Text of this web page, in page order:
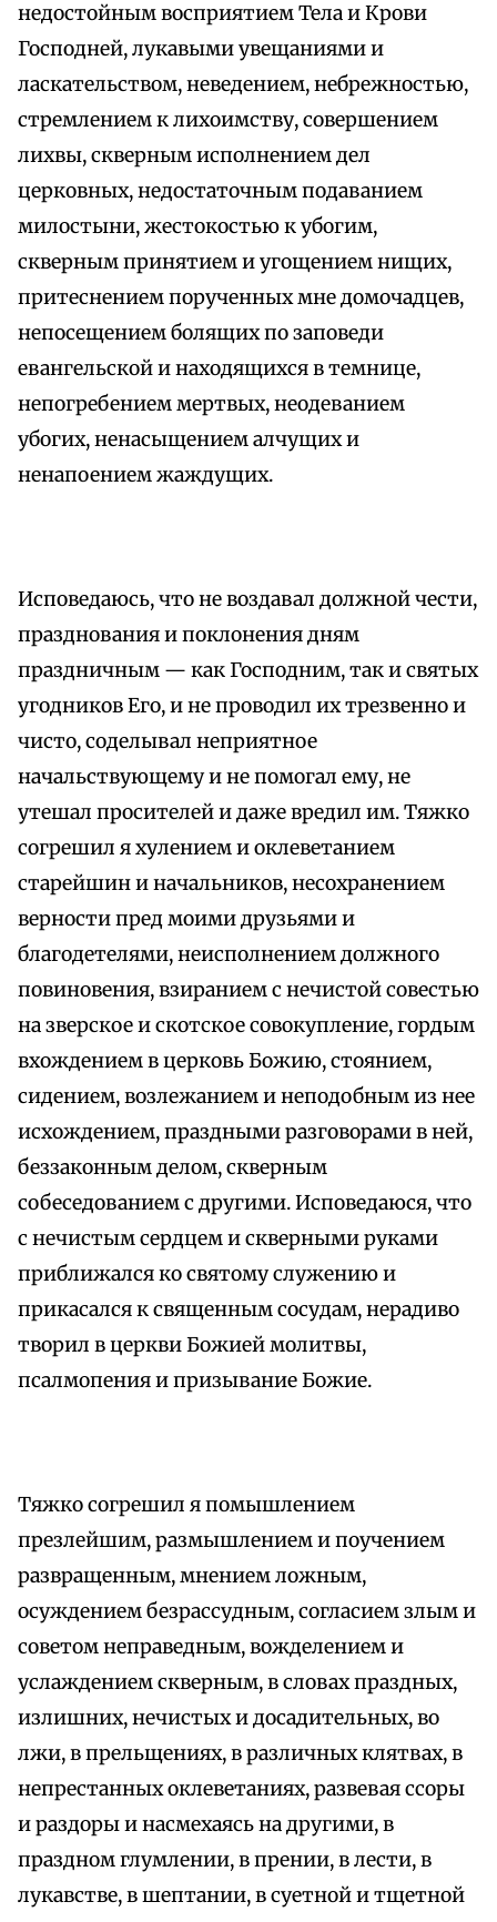
недостойным восприятием Тела и Крови
Господней, лукавыми увещаниями и
ласкательством, неведением, небрежностью,
стремлением к лихоимству, совершением
лихвы, скверным исполнением дел
церковных, недостаточным подаванием
милостыни, жестокостью к убогим,
скверным принятием и угощением нищих,
притеснением порученных мне домочадцев,
непосещением болящих по заповеди
евангельской и находящихся в темнице,
непогребением мертвых, неодеванием
убогих, ненасыщением алчущих и
ненапоением жаждущих.
Исповедаюсь, что не воздавал должной чести,
празднования и поклонения дням
праздничным — как Господним, так и святых
угодников Его, и не проводил их трезвенно и
чисто, соделывал неприятное
начальствующему и не помогал ему, не
утешал просителей и даже вредил им. Тяжко
согрешил я хулением и оклеветанием
старейшин и начальников, несохранением
верности пред моими друзьями и
благодетелями, неисполнением должного
повиновения, взиранием с нечистой совестью
на зверское и скотское совокупление, гордым
вхождением в церковь Божию, стоянием,
сидением, возлежанием и неподобным из нее
исхождением, праздными разговорами в ней,
беззаконным делом, скверным
собеседованием с другими. Исповедаюся, что
с нечистым сердцем и скверными руками
приближался ко святому служению и
прикасался к священным сосудам, нерадиво
творил в церкви Божией молитвы,
псалмопения и призывание Божие.
Тяжко согрешил я помышлением
презлейшим, размышлением и поучением
развращенным, мнением ложным,
осуждением безрассудным, согласием злым и
советом неправедным, вожделением и
услаждением скверным, в словах праздных,
излишних, нечистых и досадительных, во
лжи, в прельщениях, в различных клятвах, в
непрестанных оклеветаниях, развевая ссоры
и раздоры и насмехаясь на другими, в
праздном глумлении, в прении, в лести, в
лукавстве, в шептании, в суетной и тщетной